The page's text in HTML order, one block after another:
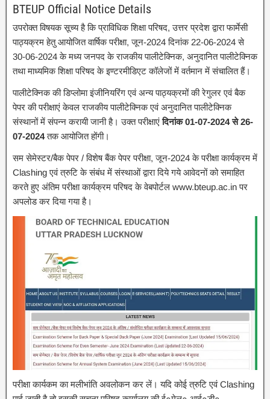
BTEUP Official Notice Details
उपरोक्त विषयक सूच्य है कि प्राविधिक शिक्षा परिषद, उत्तर प्रदेश द्वारा फार्मेसी
पाठ्यक्रम हेतु आयोजित वार्षिक परीक्षा, जून-2024 दिनांक 22-06-2024 से
30-06-2024 के मध्य जनपद के राजकीय पालीटेक्निक, अनुदानित पालीटेक्निक
तथा माध्यमिक शिक्षा परिषद के इण्टरमीडिएट कॉलेजों में वर्तमान में संचालित हैं।
पालीटेक्निक की डिप्लोमा इंजीनियरिंग एवं अन्य पाठ्यक्रमों की रेगुलर एवं बैक
पेपर की परीक्षाएं केवल राजकीय पालीटेक्निक एवं अनुदानित पालीटेक्निक
संस्थानों में संपन्न करायी जानी है। उक्त परीक्षाएंदिनांक 01-07-2024 से 26-
07-2024तक आयोजित होंगी।
सम सेमेस्टर/बैक पेपर / विशेष बैंक पेपर परीक्षा, जून-2024 के परीक्षा कार्यक्रम में
Clashing एवं त्रुटि के संबंध में संस्थाओं द्वारा दिये गये आवेदनों को समाहित
करते हुए अंतिम परीक्षा कार्यक्रम परिषद के वेबपोर्टल www.bteup.ac.in पर
अपलोड कर दिया गया है।
परीक्षा कार्यकम का मलीभांति अवलोकन कर लें। यदि कोई त्रुटि एवं Clashing